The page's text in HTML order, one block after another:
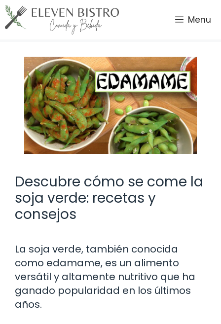
Saltar
al
contenido
Menu
Descubre cómo se come la
soja verde: recetas y
consejos
La soja verde, también conocida
como edamame, es un alimento
versátil y altamente nutritivo que ha
ganado popularidad en los últimos
años.